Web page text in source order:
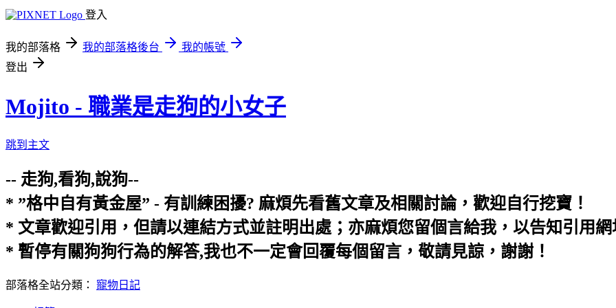
登入
我的部落格 我的部落格後台
我的帳號
登出
Mojito - 職業是走狗的小女子
跳到主文
-- 走狗,看狗,說狗--
* ”格中自有黃金屋” - 有訓練困擾? 麻煩先看舊文章及相關討論，歡迎自行挖寶！
* 文章歡迎引用，但請以連結方式並註明出處；亦麻煩您留個言給我，以告知引用
* 暫停有關狗狗行為的解答,我也不一定會回覆每個留言，敬請見諒，謝謝！
部落格全站分類： 寵物日記